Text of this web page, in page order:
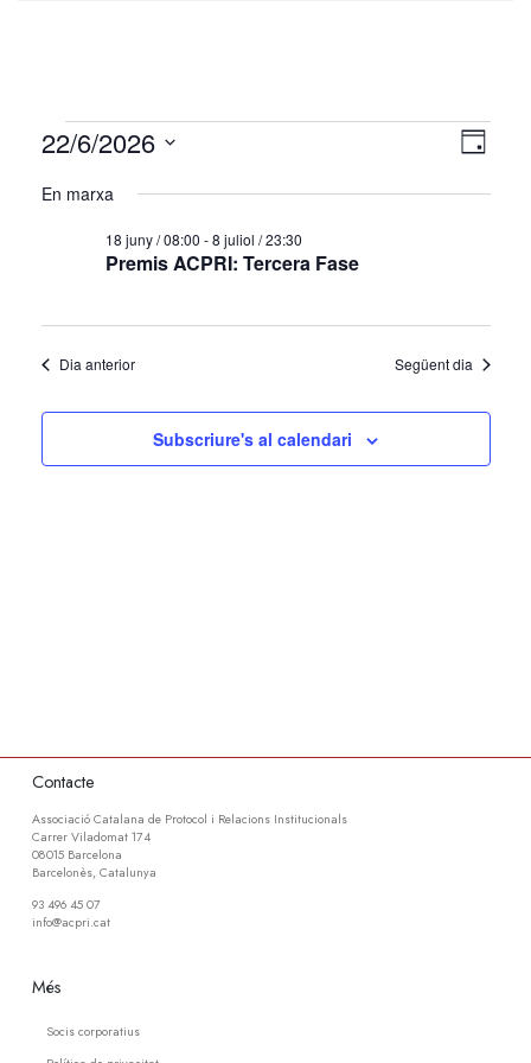
Esdeveniments
del
22/06/2026
Vistes
Dia
22/6/2026
una
En marxa
Premis ACPRI: Tercera Fase
18 juny / 08:00 -8 juliol / 23:30
Dia anterior Següent dia
Subscriure's al calendari
Contacte
Associació Catalana de Protocol i Relacions Institucionals
Carrer Viladomat 174
08015 Barcelona
Barcelonès, Catalunya
93 496 45 07
info@acpri.cat
Més
Socis corporatius